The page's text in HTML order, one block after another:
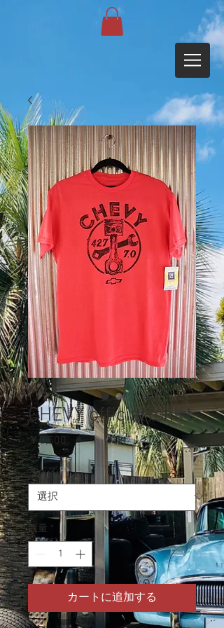
CHEVY officialTshirt
￥3,500 価
格
サイズ *
数量 *
カートに追加する